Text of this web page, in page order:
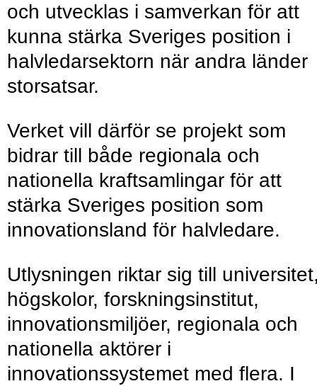
och utvecklas i samverkan för att
kunna stärka Sveriges position i
halvledarsektorn när andra länder
storsatsar.
Verket vill därför se projekt som
bidrar till både regionala och
nationella kraftsamlingar för att
stärka Sveriges position som
innovationsland för halvledare.
Utlysningen riktar sig till
högskolor, forskningsinstitut,
innovationsmiljöer, regionala och
nationella aktörer i
innovationssystemet med flera. I